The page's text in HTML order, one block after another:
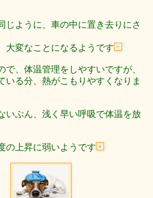
じように、車の中に置き去りにさ
大変なことになるようです
で、体温管理をしやすいですが、
いる分、熱がこもりやすくなりま
いぶん、浅く早い呼吸で体温を放
の上昇に弱いようです